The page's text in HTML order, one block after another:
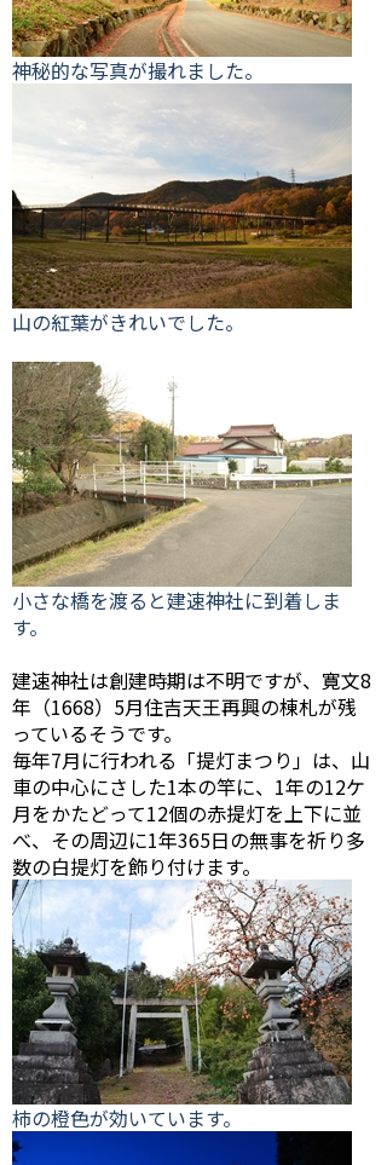
神秘的な写真が撮れました。
山の紅葉がきれいでした。
小さな橋を渡ると建速神社に到着しま
す。
建速神社は創建時期は不明ですが、寛文8
年（1668）5月住吉天王再興の棟札が残
っているそうです。
毎年7月に行われる「提灯まつり」は、山
車の中心にさした1本の竿に、1年の12ケ
月をかたどって12個の赤提灯を上下に並
べ、その周辺に1年365日の無事を祈り多
数の白提灯を飾り付けます。
柿の橙色が効いています。